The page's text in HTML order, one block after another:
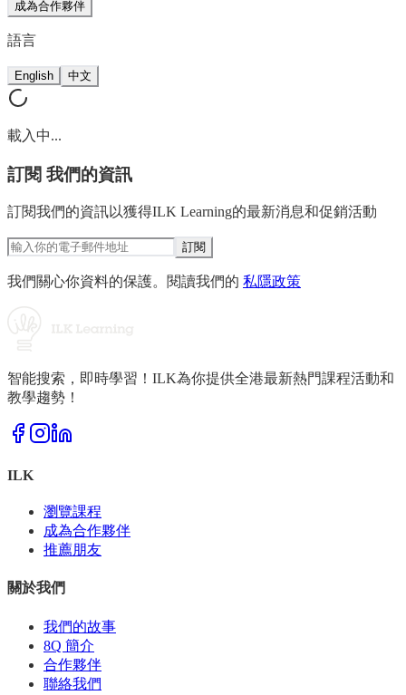
成為合作夥伴
語言
English 中文
載入中...
訂閱 我們的資訊
訂閱我們的資訊以獲得ILK Learning的最新消息和促銷活動
訂閱
我們關心你資料的保護。閱讀我們的 私隱政策
智能搜索，即時學習！ILK為你提供全港最新熱門課程活動和
教學趨勢！
ILK
瀏覽課程
成為合作夥伴
推薦朋友
關於我們
我們的故事
8Q 簡介
合作夥伴
聯絡我們